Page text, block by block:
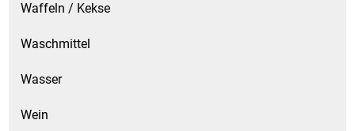
Waffeln / Kekse
Waschmittel
Wasser
Wein